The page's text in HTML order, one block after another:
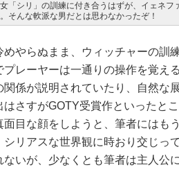
「シリ」の訓練に付き合うはずが、イェネフ
。そんな軟派な男だとは思わなかったぞ！
やらぬまま、ウィッチャーの訓
プレーヤーは一通りの操作を覚え
関係が説明されていたり、自然な
はさすがGOTY受賞作といったと
面目な顔をしようと、筆者にはも
シリアスな世界観に時おり交じっ
ないが、少なくとも筆者は主人公